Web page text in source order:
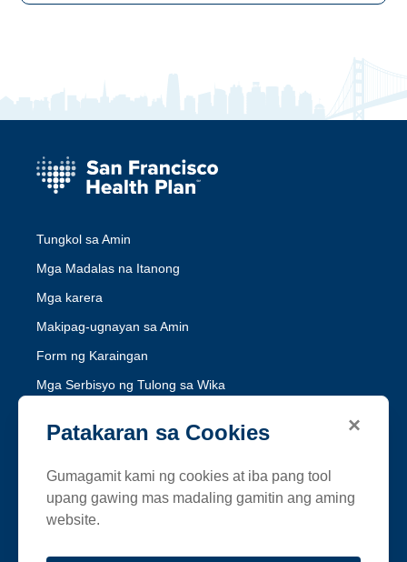
Tungkol sa Amin
Mga Madalas na Itanong
Mga karera
Makipag-ugnayan sa Amin
Form ng Karaingan
Mga Serbisyo ng Tulong sa Wika
Hindi Pandidiskrimina ng Healthy Workers HMO
Sundin ang SFHP
×
Patakaran sa Cookies
Gumagamit kami ng cookies at iba pang tool
upang gawing mas madaling gamitin ang aming
website.